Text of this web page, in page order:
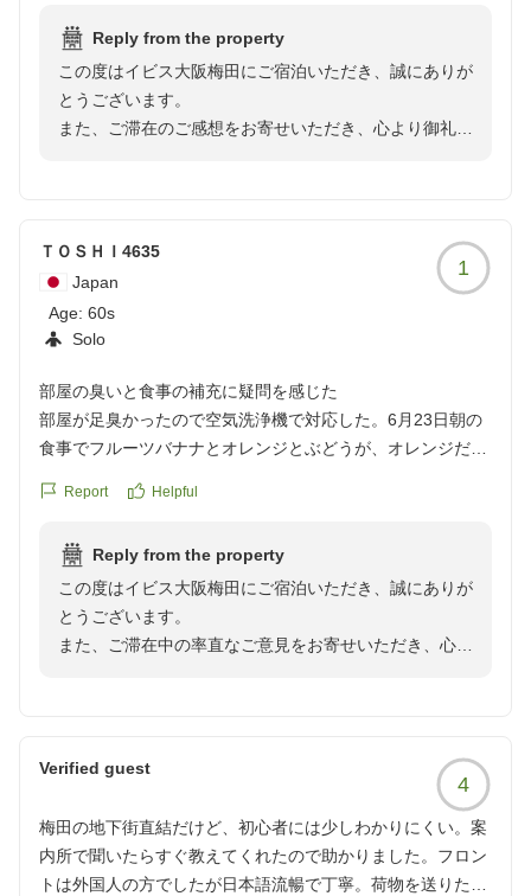
すぐ地下道に沢山食べるところがあり、困る事はなかったで
す。
大阪行く時にはまたぜひ利用したいです。
クチコミの詳細はこちらから
Reply from the property
この度はイビス大阪梅田にご宿泊いただき、誠にありが
とうございます。
また、ご滞在のご感想をお寄せいただき、心より御礼申
お越しいただけたとのこと、大変嬉しく拝見いたしまし
た。地下道からの案内表示についても、分かりやすかっ
また、客室の清潔さやシャワーブースの広さ、水圧につ
ホテルでは快適にお過ごしいただけるよう、限られた空
間を機能的に活用した客室づくりを行っております。
周辺の飲食店についても便利にご利用いただけたとのこ
楽しみいただけたようで嬉しく存じます。
は、スタッフ一同にとって大きな励みとなります。
また大阪へお越しの際には、ぜひイビス大阪梅田をご利
用くださいませ。
スタッフ一同、心よりお待ちしております。
ＴＯＳＨＩ4635
Japan
Age: 60s
Solo
1
部屋の臭いと食事の補充に疑問を感じた
部屋が足臭かったので空気洗浄機で対応した。6月23日朝の
食事でフルーツバナナとオレンジとぶどうが、オレンジだけ
れ。補充がなかったビュッフェなのに何故かふしぎに思えた
https://review.travel.rakuten.co.jp/hotel/voice/168175?
reviewId=33123477934301
Report Helpful
Reply from the property
この度はイビス大阪梅田にご宿泊いただき、誠にありが
とうございます。
また、ご滞在中の率直なご意見をお寄せいただき、心よ
く、ご期待に沿えなかったことを深くお詫び申し上げま
お部屋につきましては、本来であれば快適な環境をご提
供すべきところ、ご不便をおかけし誠に申し訳ございま
せんでした。清掃時の確認や館内点検をより徹底し、再
Verified guest
4
梅田の地下街直結だけど、初心者には少しわかりにくい。案
内所で聞いたらすぐ教えてくれたので助かりました。フロン
トは外国人の方でしたが日本語流暢で丁寧。荷物を送りたく